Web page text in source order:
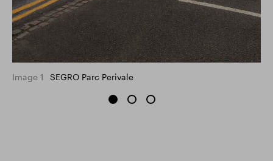
Image 1 SEGRO Parc Perivale